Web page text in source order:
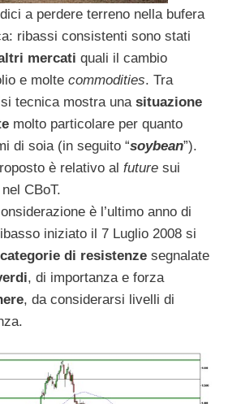
a perdere terreno nella bufera
ribassi consistenti sono stati
mercati quali il cambio
e molte commodities. Tra
tecnica mostra una situazione
molto particolare per quanto
di soia (in seguito “soybean”).
è relativo al future sui
CBoT.
è l’ultimo anno di
iniziato il 7 Luglio 2008 si
di resistenze segnalate
, di importanza e forza
, da considerarsi livelli di